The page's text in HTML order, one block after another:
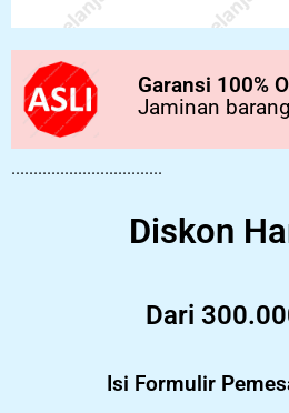
Garansi 100%
Jaminan
..................................
Diskon
Dari
Isi Formulir